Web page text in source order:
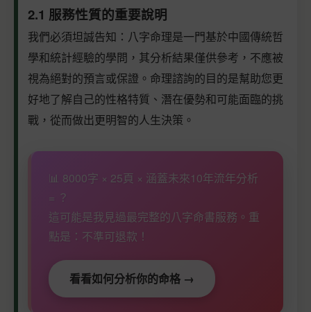
2.1 服務性質的重要說明
我們必須坦誠告知：八字命理是一門基於中國傳統哲
學和統計經驗的學問，其分析結果僅供參考，不應被
視為絕對的預言或保證。命理諮詢的目的是幫助您更
好地了解自己的性格特質、潛在優勢和可能面臨的挑
戰，從而做出更明智的人生決策。
📊 8000字 × 25頁 × 涵蓋未來10年流年分析
= ？
這可能是我見過最完整的八字命書服務。重
點是：不準可退款！
看看如何分析你的命格 →